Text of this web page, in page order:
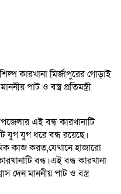
কারখানা মির্জাপুরের গোড়াই
পাট ও বস্ত্র প্রতিমন্ত্রী
এই বন্ধ কারখানাটি
যুগ যুগ ধরে বন্ধ রয়েছে।
কাজ করত,যেখানে হাজারো
বন্ধ।এই বন্ধ কারখানা
দেন মাননীয় পাট ও বস্ত্র